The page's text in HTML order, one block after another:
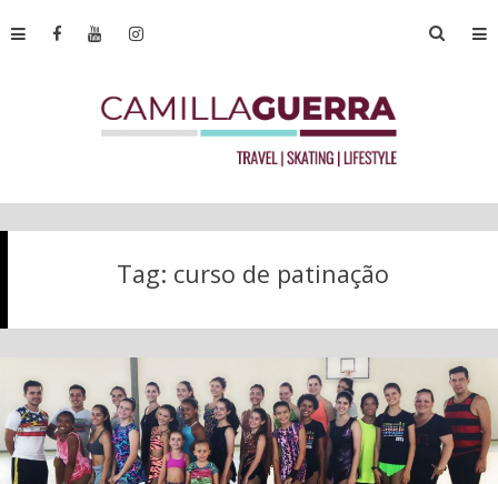
Tag: curso de patinação